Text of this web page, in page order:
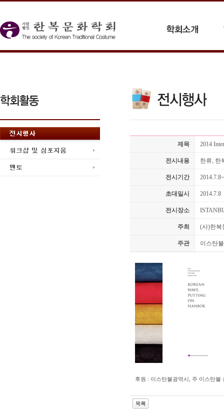
제목 2014
전시내용 한류, 한
전시기간
초대일시 2014.7.8
전시장소
주최 (사)한복
주관 이스탄
후원 : 이스탄불광역시 주 이스탄불